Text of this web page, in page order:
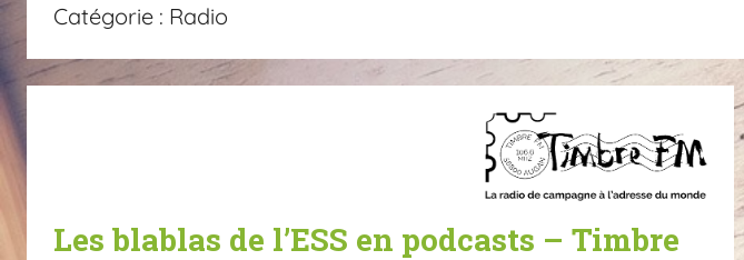
Catégorie : Radio
Les blablas de l’ESS en podcasts – Timbre